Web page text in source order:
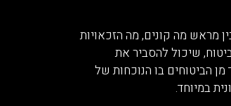
מראש מה קונים, מה הזכאויות
שיכול להסביר את
מן הביטוחים בו הנוכחות של
במיוחד.